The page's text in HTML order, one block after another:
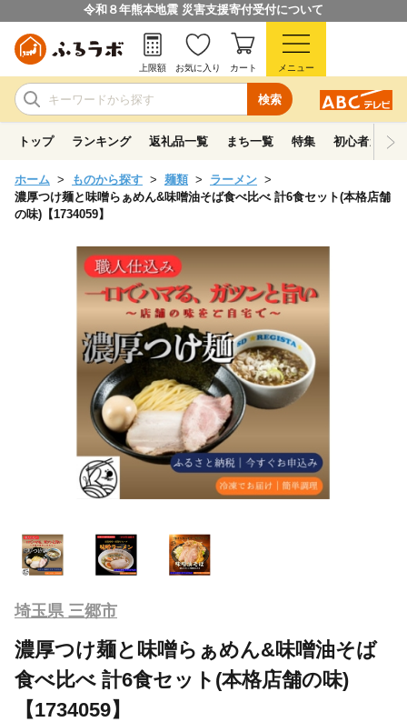
令和８年熊本地震 災害支援寄付受付について
検索
上限額 お気に入り カート メニュー
トップ ランキング 返礼品一覧 まち一覧 特集 初心者ガイド
ホーム ものから探す 麺類
ラーメン
濃厚つけ麺と味噌らぁめん&味噌油そば食べ比べ 計6食セット(本格店舗
の味)【1734059】
埼玉県 三郷市
濃厚つけ麺と味噌らぁめん&味噌油そば
食べ比べ 計6食セット(本格店舗の味)
【1734059】